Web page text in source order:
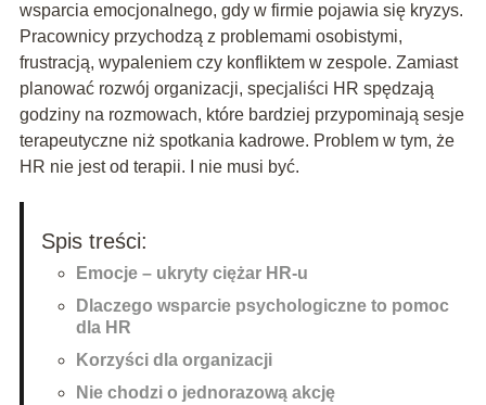
wsparcia emocjonalnego, gdy w firmie pojawia się kryzys.
Pracownicy przychodzą z problemami osobistymi,
frustracją, wypaleniem czy konfliktem w zespole. Zamiast
planować rozwój organizacji, specjaliści HR spędzają
godziny na rozmowach, które bardziej przypominają sesje
terapeutyczne niż spotkania kadrowe. Problem w tym, że
HR nie jest od terapii. I nie musi być.
Spis treści:
Emocje – ukryty ciężar HR-u
Dlaczego wsparcie psychologiczne to pomoc
dla HR
Korzyści dla organizacji
Nie chodzi o jednorazową akcję